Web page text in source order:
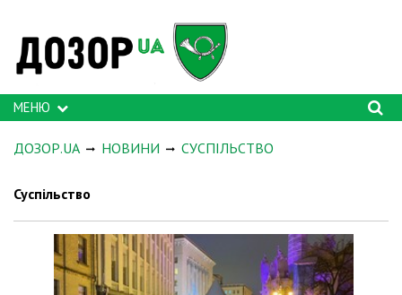
МЕНЮ
ДОЗОР.UA НОВИНИ СУСПІЛЬСТВО
Суспільство